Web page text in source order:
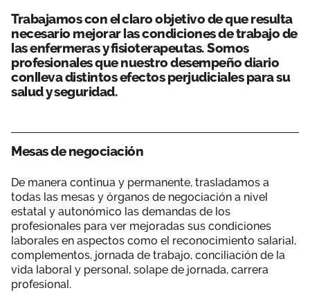
Trabajamos con el claro objetivo de que resulta
necesario mejorar las condiciones de trabajo de
las enfermeras y fisioterapeutas. Somos
profesionales que nuestro desempeño diario
conlleva distintos efectos perjudiciales para su
salud y seguridad.
Mesas de negociación
De manera continua y permanente, trasladamos a
todas las mesas y órganos de negociación a nivel
estatal y autonómico las demandas de los
profesionales para ver mejoradas sus condiciones
laborales en aspectos como el reconocimiento salarial,
complementos, jornada de trabajo, conciliación de la
vida laboral y personal, solape de jornada, carrera
profesional.